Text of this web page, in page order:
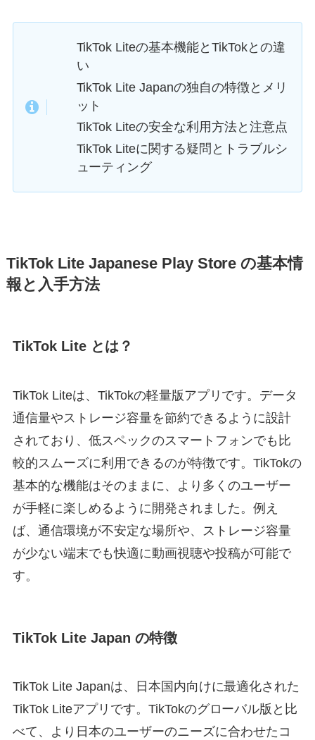
TikTok Liteの基本機能とTikTokとの違
い
TikTok Lite Japanの独自の特徴とメリ
ット
TikTok Liteの安全な利用方法と注意点
TikTok Liteに関する疑問とトラブルシ
ューティング
TikTok Lite Japanese Play Store の基本情
報と入手方法
TikTok Lite とは？
TikTok Liteは、TikTokの軽量版アプリです。データ
通信量やストレージ容量を節約できるように設計
されており、低スペックのスマートフォンでも比
較的スムーズに利用できるのが特徴です。TikTokの
基本的な機能はそのままに、より多くのユーザー
が手軽に楽しめるように開発されました。例え
ば、通信環境が不安定な場所や、ストレージ容量
が少ない端末でも快適に動画視聴や投稿が可能で
す。
TikTok Lite Japan の特徴
TikTok Lite Japanは、日本国内向けに最適化された
TikTok Liteアプリです。TikTokのグローバル版と比
べて、より日本のユーザーのニーズに合わせたコ